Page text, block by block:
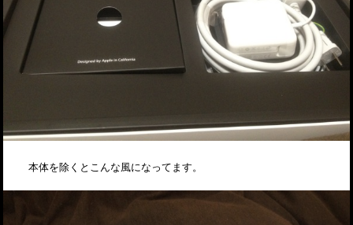
本体を除くとこんな風になってます。